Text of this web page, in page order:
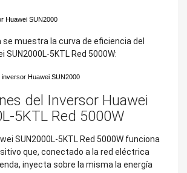
muestra la curva de eficiencia del
SUN2000L-5KTL Red 5000W:
del Inversor Huawei
5KTL Red 5000W
SUN2000L-5KTL Red 5000W funciona
que, conectado a la red eléctrica
inyecta sobre la misma la energía